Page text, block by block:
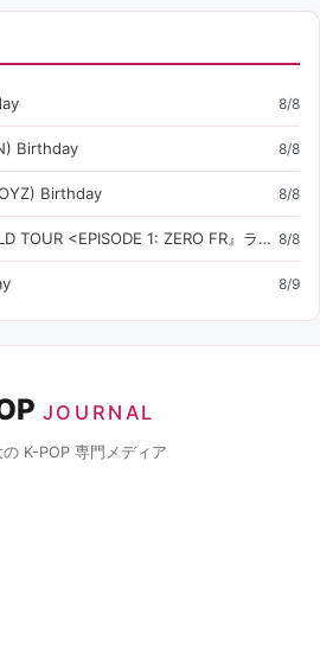
8/8
Birthday 8/8
Birthday 8/8
NMIXX『NMIXX 1ST WORLD TOUR <EPISODE 1: ZERO FR』ライブ・コンサート情報 8/8
8/9
JOURNAL
の K-POP 専門メディア